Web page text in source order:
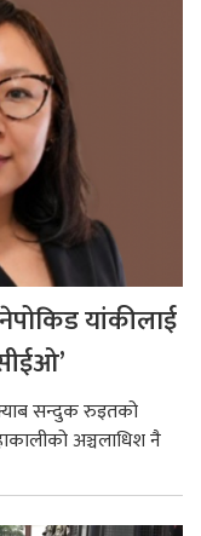
यांकीलाई
सन्दुक रुइतको
अञ्चलाधिश नै